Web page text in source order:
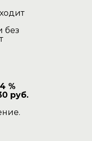
без
4 %
руб.